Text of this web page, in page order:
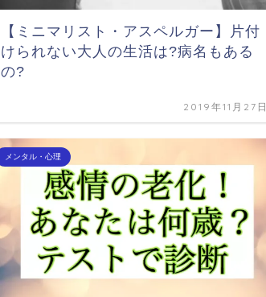
【ミニマリスト・アスペルガー】片付
けられない大人の生活は?病名もある
の?
2019年11月27日
メンタル・心理